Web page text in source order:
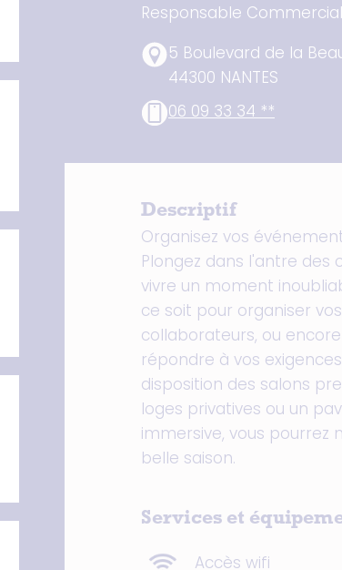
Responsable
5 Boulevard de la
44300 NANTES
06 09 33 34 **
Descriptif
Organisez vos
Plongez dans l'antre des
vivre un moment
ce soit pour organiser
collaborateurs, ou
répondre à vos
disposition des salons
loges privatives ou un
immersive, vous pourrez
belle saison.
Services et
Accès wifi